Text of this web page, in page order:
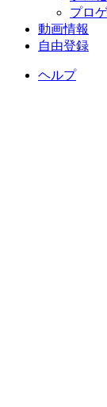
プロ
動画情報
自由登録
ヘルプ